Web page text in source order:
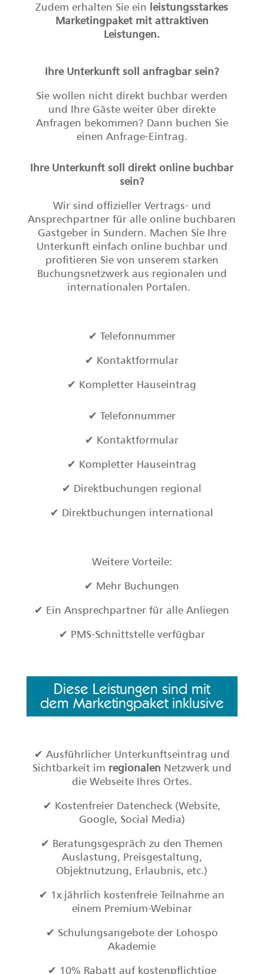
Zudem erhalten Sie ein leistungsstarkes
Marketingpaket mit attraktiven
Leistungen.
Ihre Unterkunft soll anfragbar sein?
Sie wollen nicht direkt buchbar werden
und Ihre Gäste weiter über direkte
Anfragen bekommen? Dann buchen Sie
einen Anfrage-Eintrag.
Ihre Unterkunft soll direkt online buchbar
sein?
Wir sind offizieller Vertrags- und
Ansprechpartner für alle online buchbaren
Gastgeber in Sundern. Machen Sie Ihre
Unterkunft einfach online buchbar und
profitieren Sie von unserem starken
Buchungsnetzwerk aus regionalen und
internationalen Portalen.
✔ Telefonnummer
✔ Kontaktformular
✔ Kompletter Hauseintrag
✔ Telefonnummer
✔ Kontaktformular
✔ Kompletter Hauseintrag
✔ Direktbuchungen regional
✔ Direktbuchungen international
Weitere Vorteile:
✔ Mehr Buchungen
✔ Ein Ansprechpartner für alle Anliegen
✔ PMS-Schnittstelle verfügbar
Diese Leistungen sind mit
dem Marketingpaket inklusive
✔ Ausführlicher Unterkunftseintrag und
Sichtbarkeit im regionalen Netzwerk und
die Webseite Ihres Ortes.
✔ Kostenfreier Datencheck (Website,
Google, Social Media)
✔ Beratungsgespräch zu den Themen
Auslastung, Preisgestaltung,
Objektnutzung, Erlaubnis, etc.)
✔ 1x jährlich kostenfreie Teilnahme an
einem Premium-Webinar
✔ Schulungsangebote der Lohospo
Akademie
✔ 10% Rabatt auf kostenpflichtige